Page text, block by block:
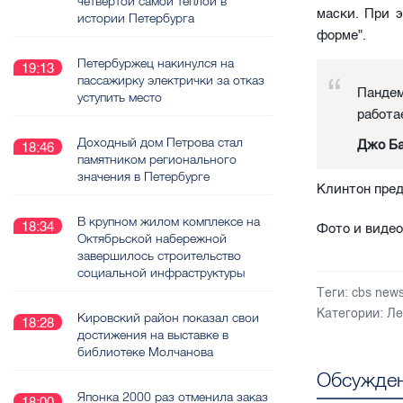
маски. При
форме".
Джо
Клинтон
Фото и
Теги: cbs
Категории:
истории Петербурга
19:13
Петербуржец накинулся на
пассажирку электрички за отказ
уступить место
18:46
Доходный дом Петрова стал
памятником регионального
значения в Петербурге
18:34
В крупном жилом комплексе на
Октябрьской набережной
завершилось строительство
социальной инфраструктуры
18:28
Кировский район показал свои
достижения на выставке в
библиотеке Молчанова
Японка 2000 раз отменила заказ